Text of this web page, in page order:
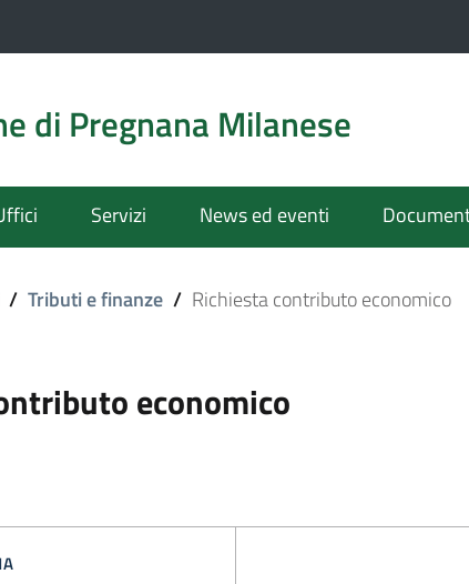
di Pregnana Milanese
Servizi News ed eventi
/ Tributi e finanze / Richiesta contributo economico
economico